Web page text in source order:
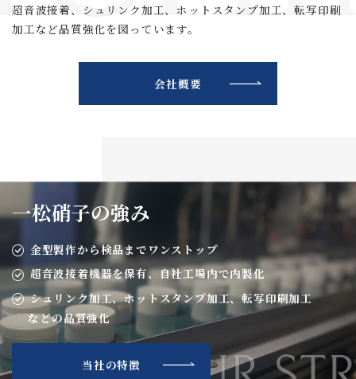
超音波接着、シュリンク加工、ホットスタンプ加工、転写印刷
加工など品質強化を図っています。
会社概要
一松硝子の強み
金型製作から検品までワンストップ
超音波接着機器を保有、自社工場内で内製化
シュリンク加工、ホットスタンプ加工、転写印刷加工
などの品質強化
当社の特徴